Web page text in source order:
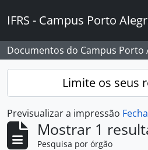
IFRS - Campus Porto
Documentos do Campus Porto
Limite os seus
Previsualizar a impressão
Mostrar 1
Pesquisa por órgão